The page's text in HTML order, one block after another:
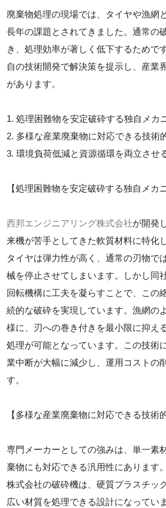
廃棄物処理の現場では、タイヤや漁網
長年の課題とされてきました。通常の
き、処理効率が著しく低下するためで
自の技術開発で解決策を提示し、産業
があります。
1. 処理困難物を安定破砕する独自メカ
2. 多様な産業廃棄物に対応できる技術
3. 環境負荷低減と資源循環を両立させ
【処理困難物を安定破砕する独自メカ
西邦エンジニアリング株式会社が開発
来機が苦手としてきた軟質材料に特化
タイヤは弾力性が高く、通常の刃物で
械を停止させてしまいます。しかし同
回転機構に工夫を凝らすことで、この
続的な破砕を実現しています。漁網の
様に、刃への巻き付きを最小限に抑え
処理が可能となっています。この技術
業中断が大幅に減少し、運用コストの
す。
【多様な産業廃棄物に対応できる技術
専門メーカーとしての強みは、単一素
棄物にも対応できる汎用性にあります
株式会社の破砕機は、硬質プラスチッ
広い材質を処理できる設計になってい